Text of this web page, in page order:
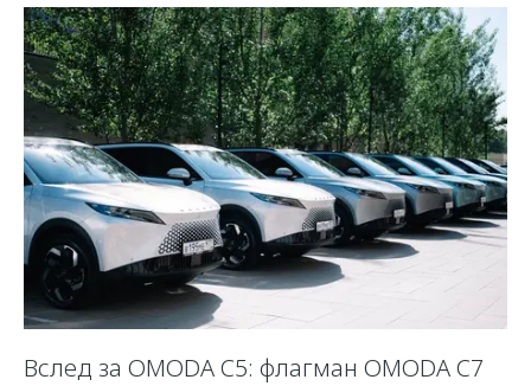
Вслед за OMODA C5: флагман OMODA C7